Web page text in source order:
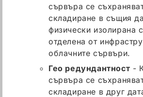
сървъра се
складиране в същия
физически изолирана
отделена от
облачните сървъри.
Гео редундантност -
сървъра се
складиране в друг